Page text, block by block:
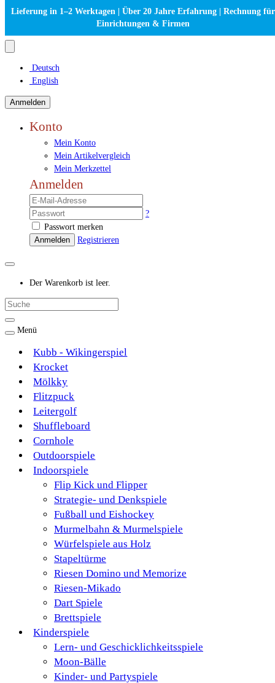
Deutsch
English
Anmelden
Konto
Mein Konto
Mein Artikelvergleich
Mein Merkzettel
Anmelden
?
Passwort merken
Anmelden
Registrieren
Der Warenkorb ist leer.
Menü
Kubb - Wikingerspiel
Krocket
Mölkky
Flitzpuck
Leitergolf
Shuffleboard
Cornhole
Outdoorspiele
Indoorspiele
Flip Kick und Flipper
Strategie- und Denkspiele
Fußball und Eishockey
Murmelbahn & Murmelspiele
Würfelspiele aus Holz
Stapeltürme
Riesen Domino und Memorize
Riesen-Mikado
Dart Spiele
Brettspiele
Kinderspiele
Lern- und Geschicklichkeitsspiele
Moon-Bälle
Kinder- und Partyspiele
Lieferung in 1–2 Werktagen | Über 20 Jahre Erfahrung | Rechnung für
Einrichtungen & Firmen